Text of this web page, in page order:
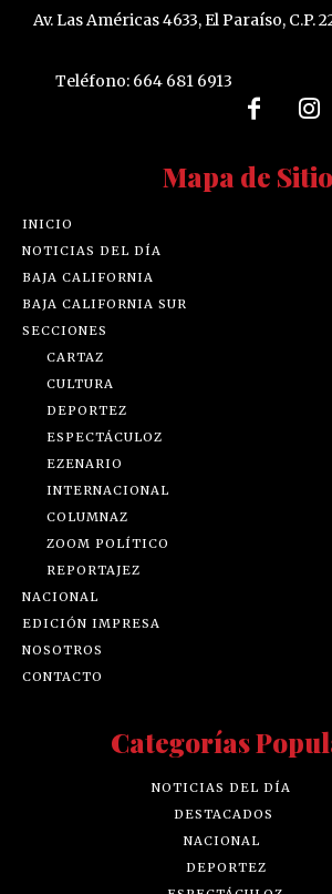
Av. Las Américas 4633, El Paraíso, C.P.
Teléfono: 664 681 6913
Mapa de Sitio
INICIO
NOTICIAS DEL DÍA
BAJA CALIFORNIA
BAJA CALIFORNIA SUR
SECCIONES
CARTAZ
CULTURA
DEPORTEZ
ESPECTÁCULOZ
EZENARIO
INTERNACIONAL
COLUMNAZ
ZOOM POLÍTICO
REPORTAJEZ
NACIONAL
EDICIÓN IMPRESA
NOSOTROS
CONTACTO
Categorías
NOTICIAS DEL DÍA
DESTACADOS
NACIONAL
DEPORTEZ